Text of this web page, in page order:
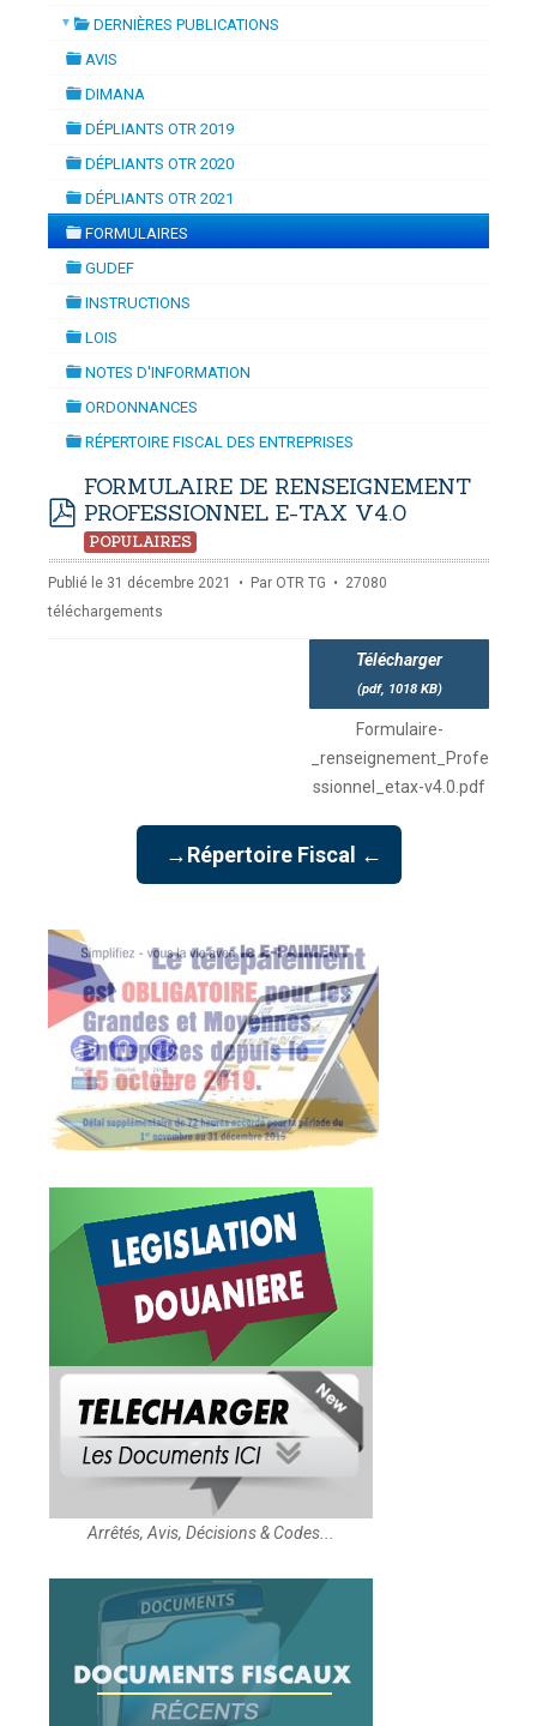
ACTUALITES
Toute l'actualité!
- mardi, 14 juillet 2026 10:30
▼ DERNIÈRES PUBLICATIONS
AVIS
DIMANA
DÉPLIANTS OTR 2019
DÉPLIANTS OTR 2020
folder
DÉPLIANTS OTR 2021
folder
FORMULAIRES
GUDEF
INSTRUCTIONS
LOIS
NOTES D'INFORMATION
ORDONNANCES
RÉPERTOIRE FISCAL DES ENTREPRISES
pdf
FORMULAIRE DE RENSEIGNEMENT
PROFESSIONNEL E-TAX V4.0
POPULAIRES
Publié le 31 décembre 2021 Par OTR TG
27080
téléchargements
Télécharger
(pdf, 1018 KB)
Formulaire-
_renseignement_Profe
ssionnel_etax-v4.0.pdf
→Répertoire Fiscal ←
Arrêtés, Avis, Décisions & Codes...